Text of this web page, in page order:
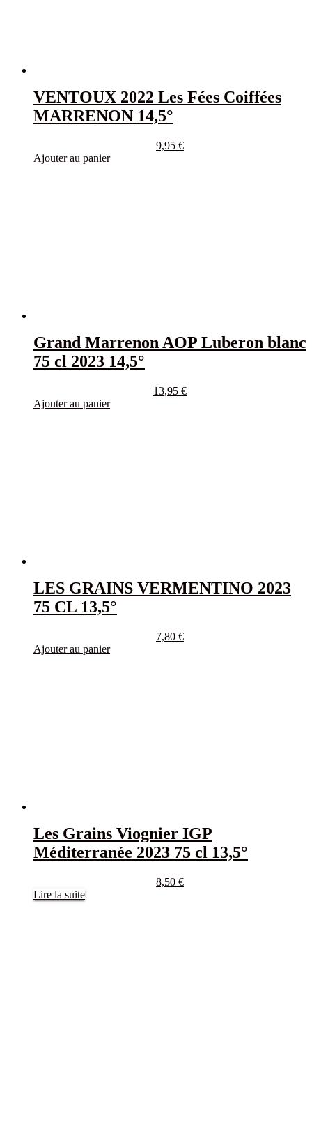
VENTOUX 2022 Les Fées Coiffées
MARRENON 14,5°
9,95 €
Ajouter au panier
Grand Marrenon AOP Luberon blanc
75 cl 2023 14,5°
13,95 €
Ajouter au panier
LES GRAINS VERMENTINO 2023
75 CL 13,5°
7,80 €
Ajouter au panier
Les Grains Viognier IGP
Méditerranée 2023 75 cl 13,5°
8,50 €
Lire la suite